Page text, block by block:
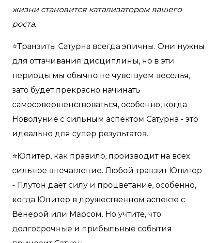
жизни становится катализатором вашего
роста.
⭐️Транзиты Сатурна всегда эпичны. Они нужны
для оттачивания дисциплины, но в эти
периоды мы обычно не чувствуем веселья,
зато будет прекрасно начинать
самосовершенствоваться, особенно, когда
Новолуние с сильным аспектом Сатурна - это
идеально для супер результатов.
⭐️Юпитер, как правило, производит на всех
сильное впечатление. Любой транзит Юпитер
- Плутон дает силу и процветание, особенно,
когда Юпитер в дружественном аспекте с
Венерой или Марсом. Но учтите, что
долгосрочные и прибыльные события